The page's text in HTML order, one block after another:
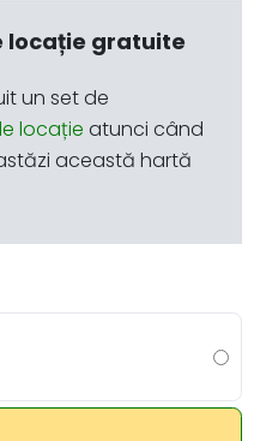
locație gratuite
un set de
locație atunci când
această hartă